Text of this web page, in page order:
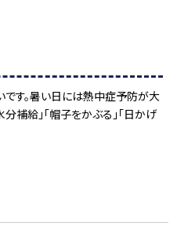
す。暑い日には熱中症予防が大
補給」「帽子をかぶる」「日かげ